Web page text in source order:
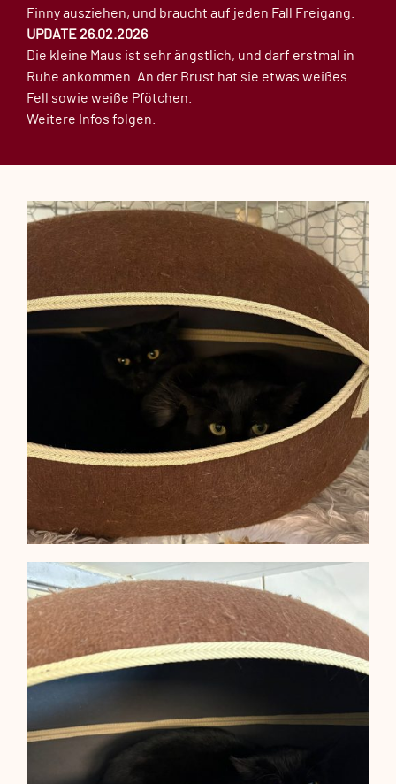
Finny ausziehen, und braucht auf jeden Fall Freigang.
UPDATE 26.02.2026
Die kleine Maus ist sehr ängstlich, und darf erstmal in
Ruhe ankommen. An der Brust hat sie etwas weißes
Fell sowie weiße Pfötchen.
Weitere Infos folgen.